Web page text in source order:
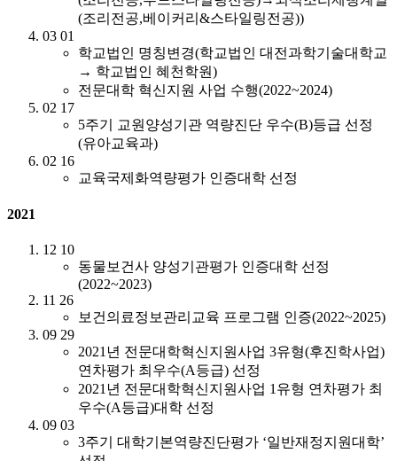
(조리전공,베이커리&스타일링전공))
03 01
학교법인 명칭변경(학교법인 대전과학기술대학교
→ 학교법인 혜천학원)
전문대학 혁신지원 사업 수행(2022~2024)
02 17
5주기 교원양성기관 역량진단 우수(B)등급 선정
(유아교육과)
02 16
교육국제화역량평가 인증대학 선정
2021
12 10
동물보건사 양성기관평가 인증대학 선정
(2022~2023)
11 26
보건의료정보관리교육 프로그램 인증(2022~2025)
09 29
2021년 전문대학혁신지원사업 3유형(후진학사업)
연차평가 최우수(A등급) 선정
2021년 전문대학혁신지원사업 1유형 연차평가 최
우수(A등급)대학 선정
09 03
3주기 대학기본역량진단평가 ‘일반재정지원대학’